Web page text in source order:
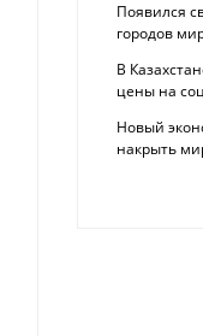
Появился
городов
В
цены на
Новый
накрыть